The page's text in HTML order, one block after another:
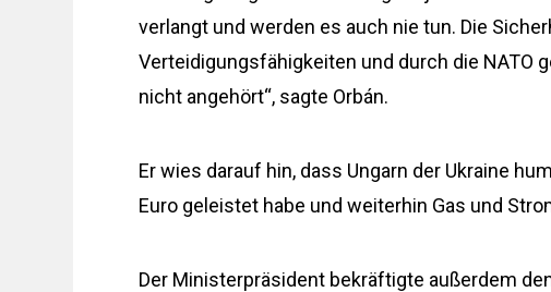
verlangt und werden es auch nie tun. Die
Verteidigungsfähigkeiten und durch die NATO
nicht angehört“, sagte Orbán.
Er wies darauf hin, dass Ungarn der Ukraine
Euro geleistet habe und weiterhin Gas und
Der Ministerpräsident bekräftigte außerdem